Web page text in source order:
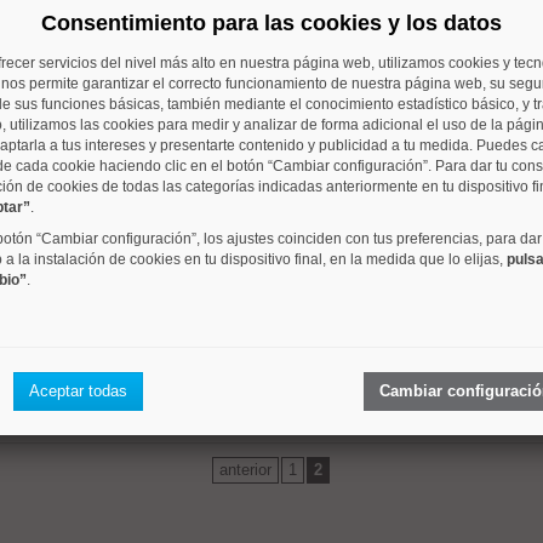
rango de precios que se aproximan a su criterio de
Palacio 5 dorm.
anterior 1 2
Consentimiento para las cookies y los datos
servicios del nivel más alto en nuestra página web, utilizamos cookies y
permite garantizar el correcto funcionamiento de nuestra página web, su
sus funciones básicas, también mediante el conocimiento estadístico básico, y
utilizamos las cookies para medir y analizar de forma adicional el uso de la
a tus intereses y presentarte contenido y publicidad a tu medida. Puedes
cada cookie haciendo clic en el botón “Cambiar configuración”. Para dar tu
de cookies de todas las categorías indicadas anteriormente en tu dispositivo
.
“Cambiar configuración”, los ajustes coinciden con tus preferencias, para dar
a la instalación de cookies en tu dispositivo final, en la medida que lo elijas,
.
Aceptar todas Cambiar